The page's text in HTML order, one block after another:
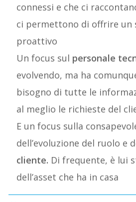
connessi e che ci
ci permettono di offrire un
proattivo
Un focus sul personale
evolvendo, ma ha
bisogno di tutte le
al meglio le richieste del
E un focus sulla
dell’evoluzione del ruolo e
cliente. Di frequente, è lui
dell’asset che ha in casa